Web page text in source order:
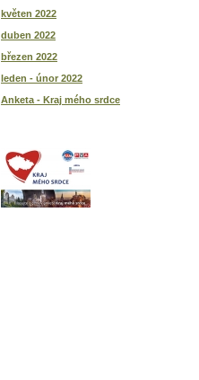
květen 2022
duben 2022
březen 2022
leden - únor 2022
Anketa - Kraj mého srdce